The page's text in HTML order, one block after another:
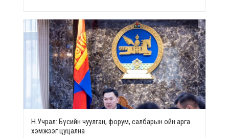
Н.Учрал: Бүсийн чуулган, форум, салбарын ойн арга
хэмжээг цуцална